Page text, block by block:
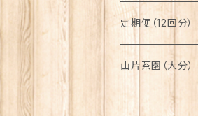
アイス
ショコラ
ケーキ
カップ
収納袋
手縫い
機械縫い
定期便（12回分）
山片茶園（大分）